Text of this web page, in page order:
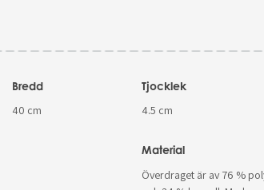
Bredd
40 cm
Tjocklek
4.5 cm
Material
Överdraget är av 76 %